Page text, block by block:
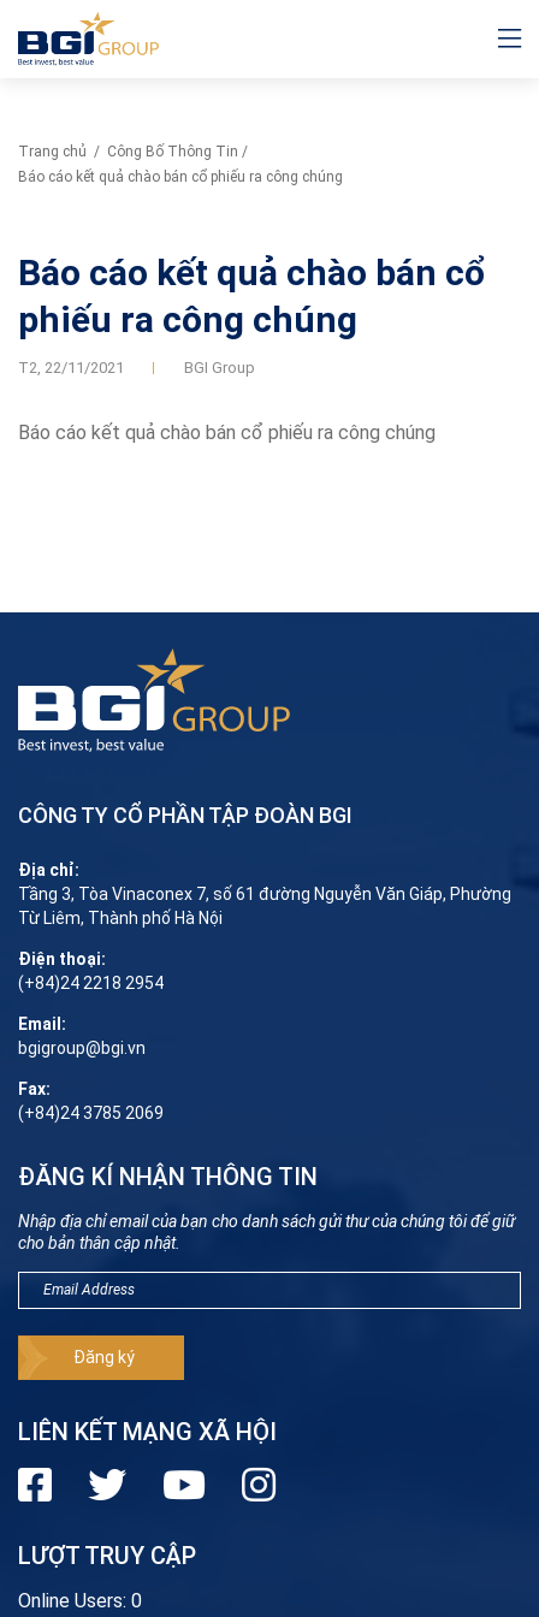
Trang chủ / Công Bố Thông Tin /
Báo cáo kết quả chào bán cổ phiếu ra công chúng
Báo cáo kết quả chào bán cổ
phiếu ra công chúng
T2, 22/11/2021 BGI Group
Báo cáo kết quả chào bán cổ phiếu ra công chúng
CÔNG TY CỔ PHẦN TẬP ĐOÀN BGI
Địa chỉ:
Tầng 3, Tòa Vinaconex 7, số 61 đường Nguyễn Văn Giáp, Phường
Từ Liêm, Thành phố Hà Nội
Điện thoại:
(+84)24 2218 2954
Email:
bgigroup@bgi.vn
Fax:
(+84)24 3785 2069
ĐĂNG KÍ NHẬN THÔNG TIN
Nhập địa chỉ email của bạn cho danh sách gửi thư của chúng tôi để giữ
cho bản thân cập nhật.
LIÊN KẾT MẠNG XÃ HỘI
LƯỢT TRUY CẬP
Online Users: 0